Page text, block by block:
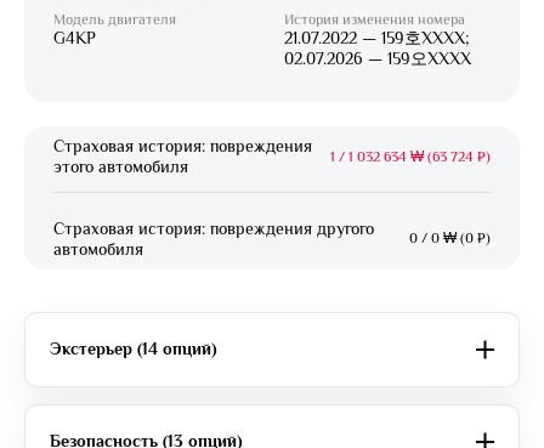
Модель двигателя
G4KP
История изменения номера
21.07.2022 — 159호XXXX;
02.07.2026 — 159오XXXX
Страховая история: повреждения
этого автомобиля
1 / 1 032 634 ₩ (63 724 ₽)
Страховая история: повреждения другого
автомобиля
0 / 0 ₩ (0 ₽)
Экстерьер (14 опций)
Безопасность (13 опций)